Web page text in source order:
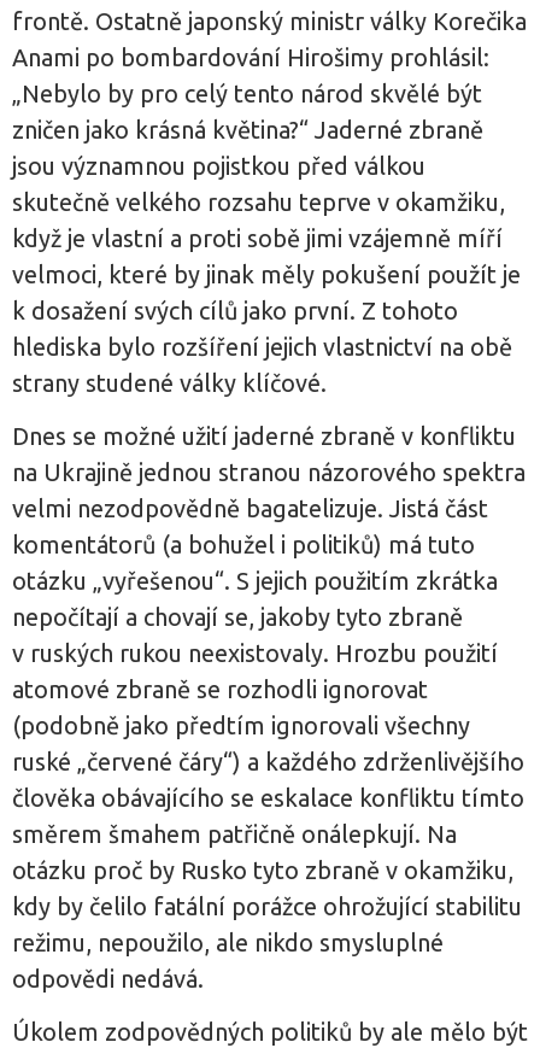
frontě. Ostatně japonský ministr války Korečika
Anami po bombardování Hirošimy prohlásil:
„Nebylo by pro celý tento národ skvělé být
zničen jako krásná květina?“ Jaderné zbraně
jsou významnou pojistkou před válkou
skutečně velkého rozsahu teprve v okamžiku,
když je vlastní a proti sobě jimi vzájemně míří
velmoci, které by jinak měly pokušení použít je
k dosažení svých cílů jako první. Z tohoto
hlediska bylo rozšíření jejich vlastnictví na obě
strany studené války klíčové.
Dnes se možné užití jaderné zbraně v konfliktu
na Ukrajině jednou stranou názorového spektra
velmi nezodpovědně bagatelizuje. Jistá část
komentátorů (a bohužel i politiků) má tuto
otázku „vyřešenou“. S jejich použitím zkrátka
nepočítají a chovají se, jakoby tyto zbraně
v ruských rukou neexistovaly. Hrozbu použití
atomové zbraně se rozhodli ignorovat
(podobně jako předtím ignorovali všechny
ruské „červené čáry“) a každého zdrženlivějšího
člověka obávajícího se eskalace konfliktu tímto
směrem šmahem patřičně onálepkují. Na
otázku proč by Rusko tyto zbraně v okamžiku,
kdy by čelilo fatální porážce ohrožující stabilitu
režimu, nepoužilo, ale nikdo smysluplné
odpovědi nedává.
Úkolem zodpovědných politiků by ale mělo být